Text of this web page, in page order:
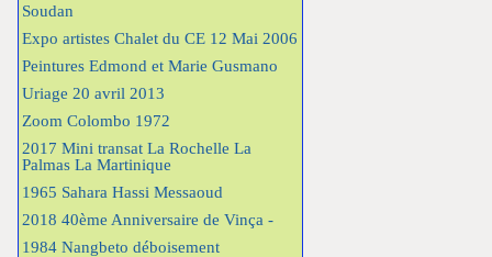
Soudan
Expo artistes Chalet du CE 12 Mai 2006
Peintures Edmond et Marie Gusmano
Uriage 20 avril 2013
Zoom Colombo 1972
2017 Mini transat La Rochelle La
Palmas La Martinique
1965 Sahara Hassi Messaoud
2018 40ème Anniversaire de Vinça -
1984 Nangbeto déboisement